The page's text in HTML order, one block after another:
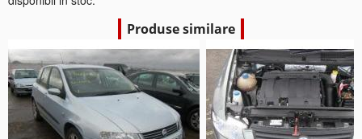
Produse similare